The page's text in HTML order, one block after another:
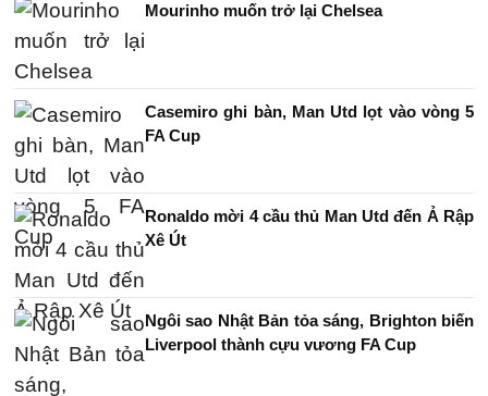
Mourinho muốn trở lại Chelsea
Casemiro ghi bàn, Man Utd lọt vào vòng 5
FA Cup
Ronaldo mời 4 cầu thủ Man Utd đến Ả Rập
Xê Út
Ngôi sao Nhật Bản tỏa sáng, Brighton biến
Liverpool thành cựu vương FA Cup